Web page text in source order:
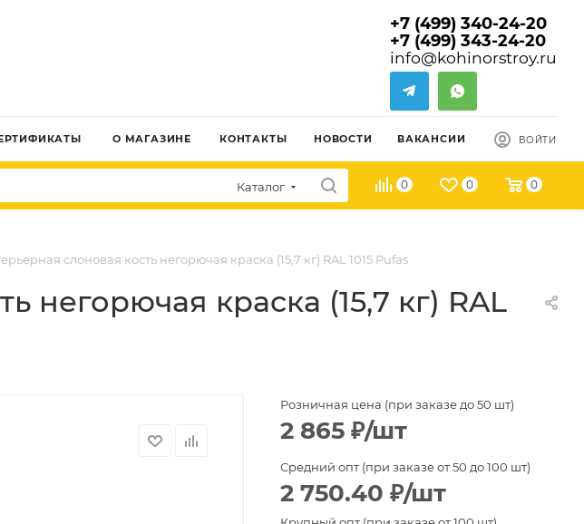
+7 (499) 340-24-20
+7 (499) 343-24-20
info@kohinorstroy.ru
О МАГАЗИНЕ КОНТАКТЫ НОВОСТИ ВАКАНСИИ ВОЙТИ
Каталог 0 0 0
слоновая кость негорючая краска (15,7 кг) RAL 1015 Pufas
негорючая краска (15,7 кг) RAL
Розничная цена (при заказе до 50 шт)
2 865 ₽/шт
Средний опт (при заказе от 50 до 100 шт)
2 750.40 ₽/шт